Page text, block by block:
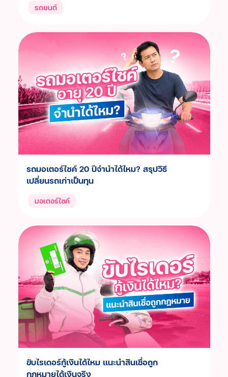
ประสบการณ์ลูกค้า
คำถามที่พบบ่อย
ร่วมงานกับเรา
เรื่องราวใหม่ๆ
ข่าวสาร กิจกรรม และโปรโมชัน
วิดีโอเงินเทอร์โบ
ข้อมูลต่างๆ
เงื่อนไขการใช้งานเว็บไซต์
การเปิดเผยข้อมูล
ช่องทางการแจ้งเบาะแส / ร้องเรียน
รถยนต์
รถมอเตอร์ไซค์ 20 ปีจำนำได้ไหม? สรุปวิธี
เปลี่ยนรถเก่าเป็นทุน
มอเตอร์ไซค์
ขับไรเดอร์กู้เงินได้ไหม แนะนำสินเชื่อถูก
กฎหมายได้เงินจริง